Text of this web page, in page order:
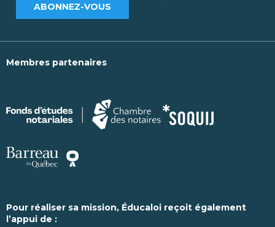
ABONNEZ-VOUS
Membres partenaires
Pour réaliser sa mission, Éducaloi reçoit également
l’appui de :